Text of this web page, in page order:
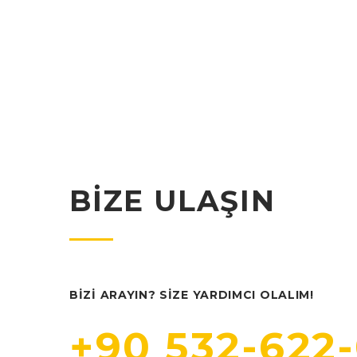
BIZE ULAŞIN
BIZI ARAYIN? SIZE YARDIMCI OLALIM!
+90 532-